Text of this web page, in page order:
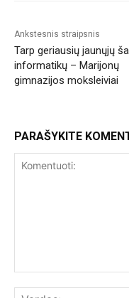
Ankstesnis straipsnis
Tarp geriausių jaunųjų
informatikų – Marijonų
gimnazijos moksleiviai
PARAŠYKITE